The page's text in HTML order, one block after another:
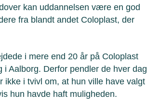
kan uddannelsen være en god
fra blandt andet Coloplast, der
i mere end 20 år på Coloplast
Aalborg. Derfor pendler de hver dag
ikke i tvivl om, at hun ville have valgt
hun havde haft muligheden.